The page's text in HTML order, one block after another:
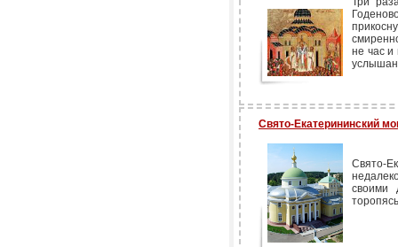
не час и
Свято-Екатерининский
Свято-
своими